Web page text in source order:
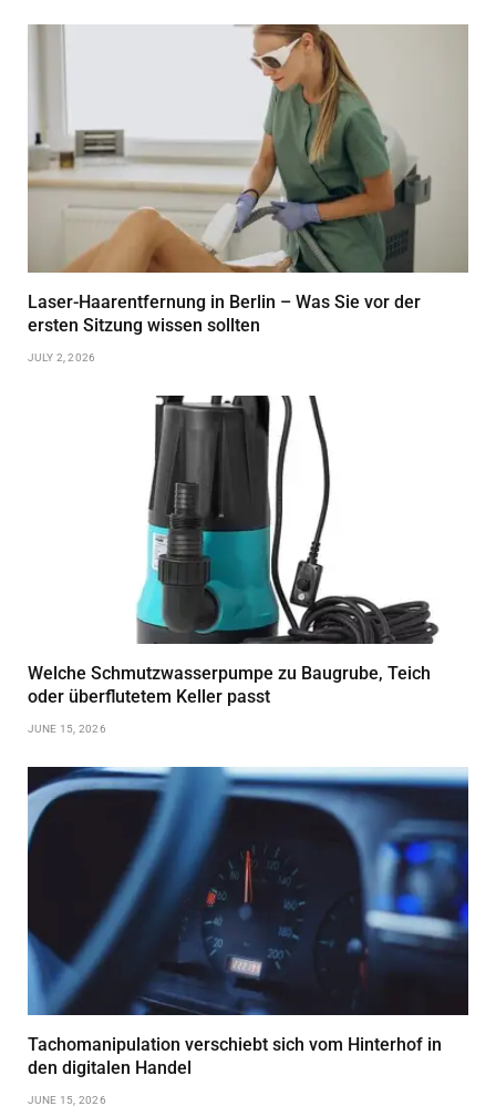
Laser-Haarentfernung in Berlin – Was Sie vor der
ersten Sitzung wissen sollten
JULY 2, 2026
Welche Schmutzwasserpumpe zu Baugrube, Teich
oder überflutetem Keller passt
JUNE 15, 2026
Tachomanipulation verschiebt sich vom Hinterhof in
den digitalen Handel
JUNE 15, 2026